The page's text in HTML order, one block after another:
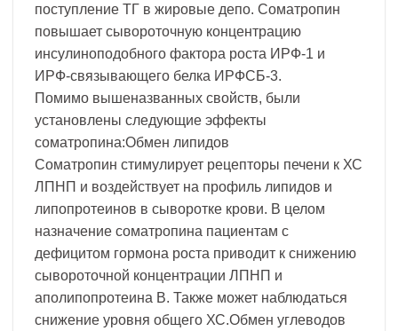
поступление ТГ в жировые депо. Соматропин
повышает сывороточную концентрацию
инсулиноподобного фактора роста ИРФ-1 и
ИРФ-связывающего белка ИРФСБ-3.
Помимо вышеназванных свойств, были
установлены следующие эффекты
соматропина:Обмен липидов
Соматропин стимулирует рецепторы печени к ХС
ЛПНП и воздействует на профиль липидов и
липопротеинов в сыворотке крови. В целом
назначение соматропина пациентам с
дефицитом гормона роста приводит к снижению
сывороточной концентрации ЛПНП и
аполипопротеина В. Также может наблюдаться
снижение уровня общего ХС.Обмен углеводов